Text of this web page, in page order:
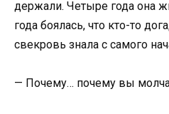
держали. Четыре года она
года боялась, что кто-то
свекровь знала с самого
— Почему… почему вы